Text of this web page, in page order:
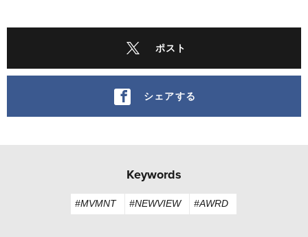
ポスト
シェアする
Keywords
#MVMNT #NEWVIEW #AWRD